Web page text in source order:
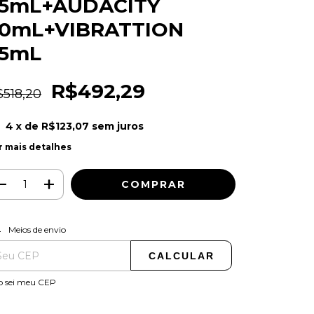
R$492,29
4 x de R$123,07 sem juros
mais detalhes
para o CEP:
Meios de envio
CALCULAR
sei meu CEP